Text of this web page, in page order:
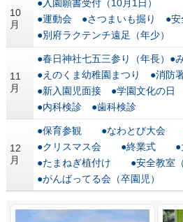
10
月
●入園願書受付（10月1日）
●運動会 ●さつまいも掘り ●安
●別府ラクテンチ遠足（年少）
11
月
●春日神社七五三参り（年長）●
●えのくま幼稚園まつり ●消防署
●新入園児面接 ●学園文化の日
●内科検診 ●歯科検診
12
月
●保育参観 ●なわとび大会
●クリスマス会 ●終業式 ●
●たまねぎ植付け ●安全教室（
●がんばってる会（卒園児）